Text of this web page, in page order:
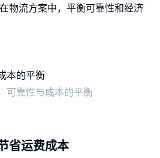
物流方案中，平衡可靠性和经济
可靠性与成本的平衡
省运费成本